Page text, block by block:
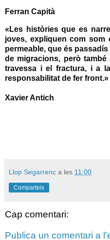
Ferran Capità
«Les històries que es
joves, expliquen com
permeable, que és
de migracions, però també
travessa i el fractura, i a
responsabilitat de fer front.»
Xavier Antich
Llop Segarrenc a les 11:00
Comparteix
Cap comentari:
Publica un comentari a